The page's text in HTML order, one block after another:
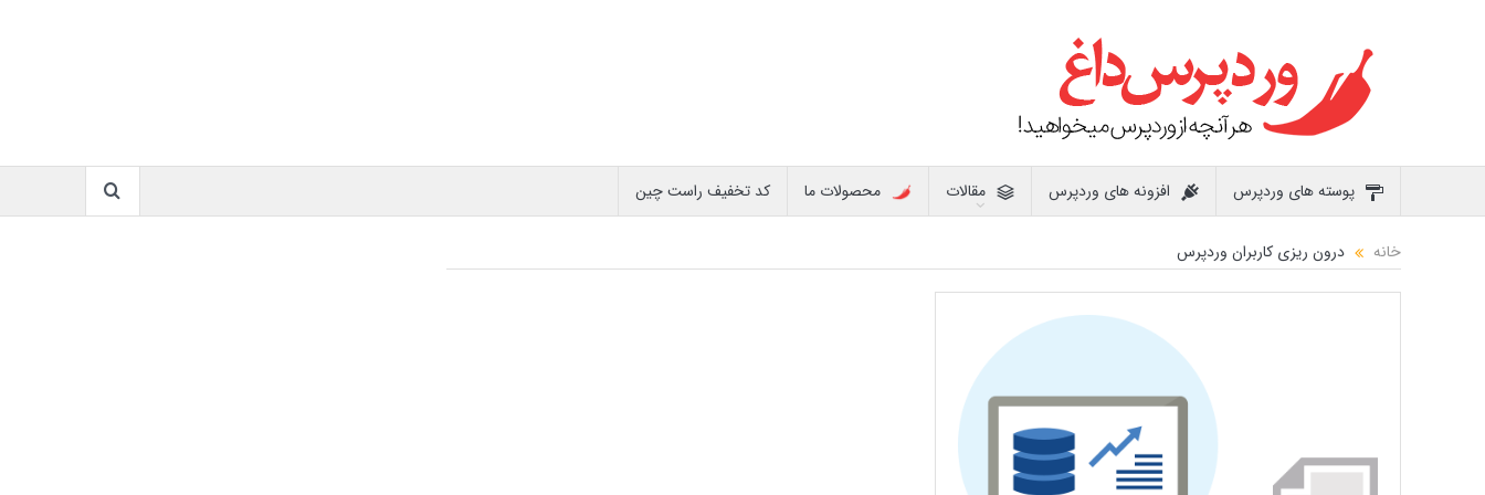
پوسته های وردپرس افزونه های وردپرس مقالات محصولات ما کد تخفیف راست چین
خانه درون ریزی کاربران وردپرس